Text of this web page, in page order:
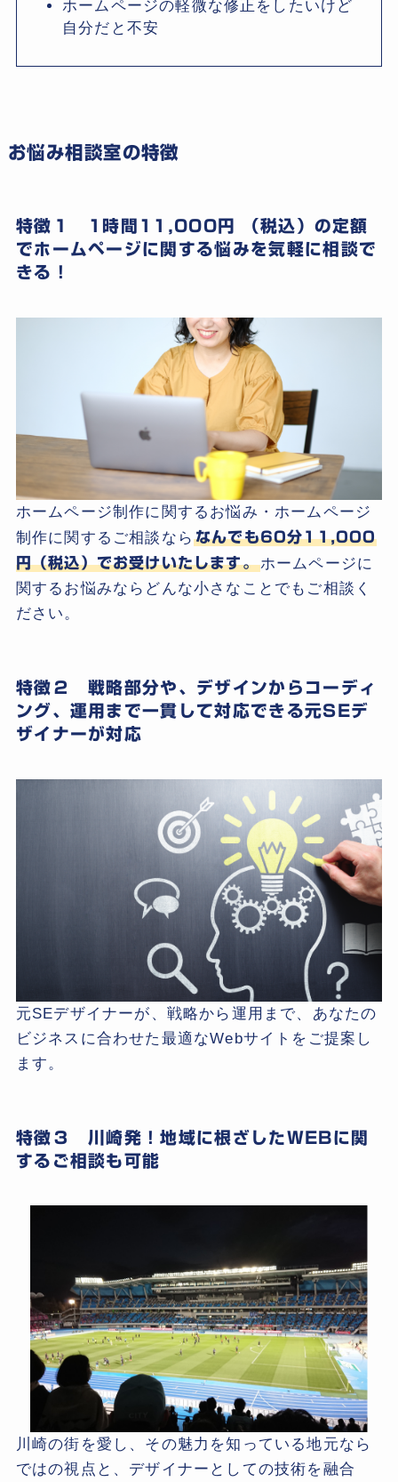
ホームページの軽微な修正をしたいけど
自分だと不安
お悩み相談室の特徴
特徴１ 1時間11,000円 （税込）の定額
でホームページに関する悩みを気軽に相談で
きる！
ホームページ制作に関するお悩み・ホームページ
制作に関するご相談ならなんでも60分11,000
円（税込）でお受けいたします。ホームページに
関するお悩みならどんな小さなことでもご相談く
ださい。
特徴２ 戦略部分や、デザインからコーディ
ング、運用まで一貫して対応できる元SEデ
ザイナーが対応
元SEデザイナーが、戦略から運用まで、あなたの
ビジネスに合わせた最適なWebサイトをご提案し
ます。
特徴３ 川崎発！地域に根ざしたWEBに関
するご相談も可能
川崎の街を愛し、その魅力を知っている地元なら
ではの視点と、デザイナーとしての技術を融合